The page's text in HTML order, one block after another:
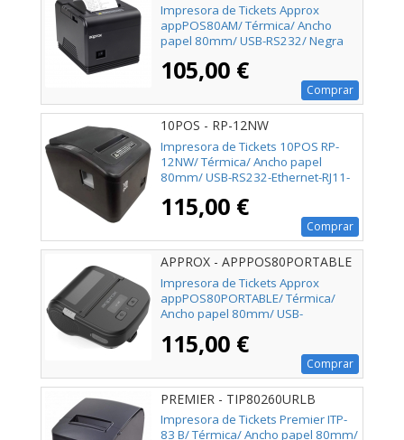
Impresora de Tickets Approx
appPOS80AM/ Térmica/ Ancho
papel 80mm/ USB-RS232/ Negra
105,00 €
Comprar
10POS - RP-12NW
Impresora de Tickets 10POS RP-
12NW/ Térmica/ Ancho papel
80mm/ USB-RS232-Ethernet-RJ11-
115,00 €
Comprar
APPROX - APPPOS80PORTABLE
Impresora de Tickets Approx
appPOS80PORTABLE/ Térmica/
Ancho papel 80mm/ USB-
115,00 €
Comprar
PREMIER - TIP80260URLB
Impresora de Tickets Premier ITP-
83 B/ Térmica/ Ancho papel 80mm/